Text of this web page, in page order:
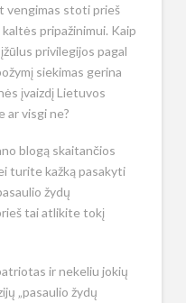
vengimas stoti prieš
pripažinimui. Kaip
privilegijos pagal
siekimas gerina
įvaizdį Lietuvos
ar visgi ne?
blogą skaitančios
turite kažką pasakyti
žydų
tai atlikite tokį
ir nekeliu jokių
„pasaulio žydų